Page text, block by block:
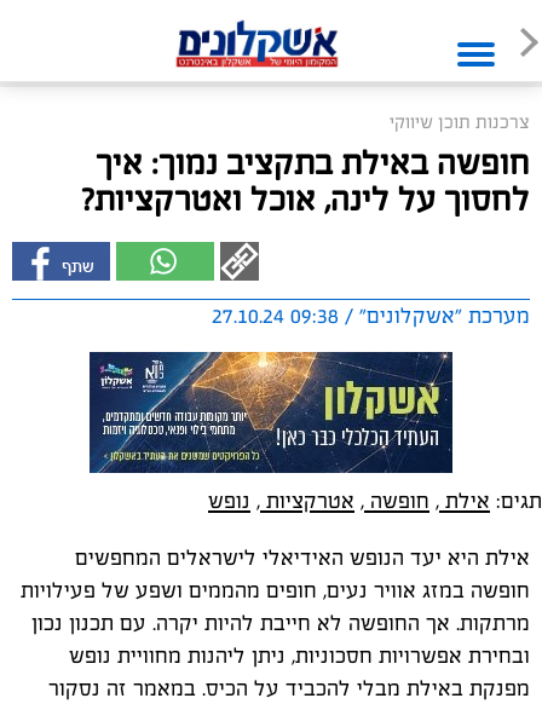
צרכנות תוכן שיווקי
חופשה באילת בתקציב נמוך: איך
לחסוך על לינה, אוכל ואטרקציות?
מערכת "אשקלונים" / 09:38 27.10.24
תגים: אילת , חופשה , אטרקציות , נופש
אילת היא יעד הנופש האידיאלי לישראלים המחפשים
חופשה במזג אוויר נעים, חופים מהממים ושפע של פעילויות
מרתקות. אך החופשה לא חייבת להיות יקרה. עם תכנון נכון
ובחירת אפשרויות חסכוניות, ניתן ליהנות מחוויית נופש
מפנקת באילת מבלי להכביד על הכיס. במאמר זה נסקור